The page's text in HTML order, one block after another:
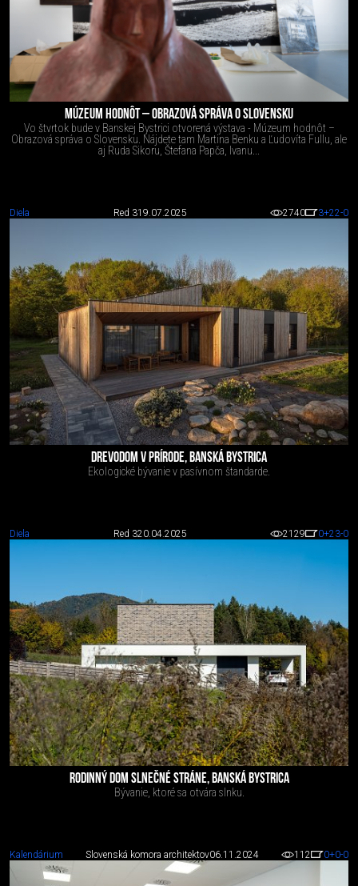
MÚZEUM HODNÔT – OBRAZOVÁ SPRÁVA O SLOVENSKU
Vo štvrtok bude v Banskej Bystrici otvorená výstava - Múzeum hodnôt –
Obrazová správa o Slovensku. Nájdete tam Martina Benku a Ľudovíta Fullu, ale
aj Ruda Sikoru, Štefana Papča, Ivanu...
Diela Red 319.07.2025 2740 3+22-0
DREVODOM V PRÍRODE, BANSKÁ BYSTRICA
Ekologické bývanie v pasívnom štandarde.
Diela Red 320.04.2025 2129 0+23-0
RODINNÝ DOM SLNEČNÉ STRÁNE, BANSKÁ BYSTRICA
Bývanie, ktoré sa otvára slnku.
Kalendárium Slovenská komora architektov06.11.2024 112 0+0-0